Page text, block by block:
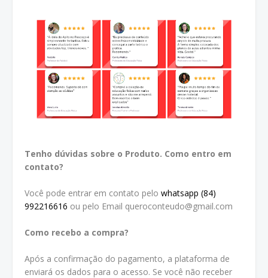
Tenho dúvidas sobre o Produto. Como entro em
contato?
Você pode entrar em contato pelo whatsapp (84)
992216616 ou pelo Email queroconteudo@gmail.com
Como recebo a compra?
Após a confirmação do pagamento, a plataforma de
enviará os dados para o acesso. Se você não receber